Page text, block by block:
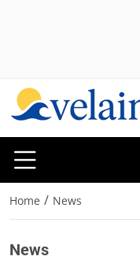
Home / News
News